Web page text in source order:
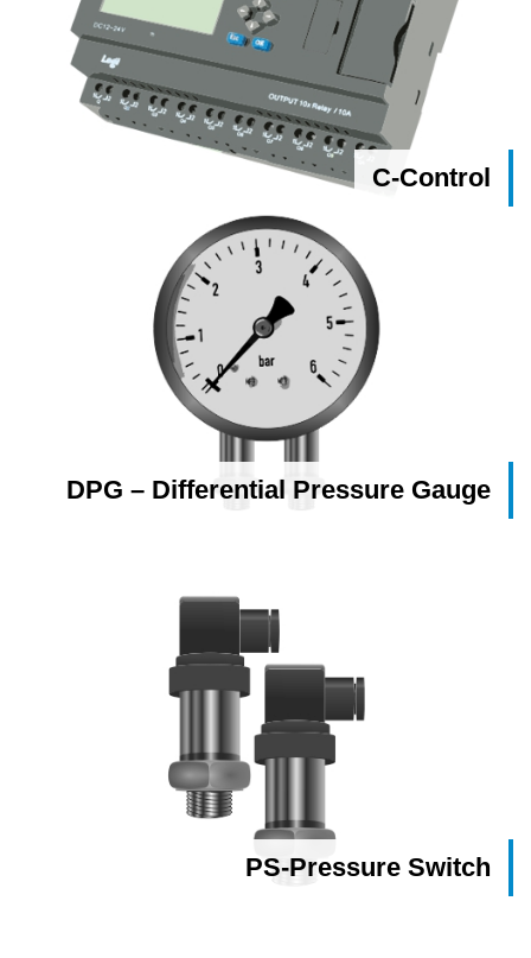
C-Control
DPG – Differential Pressure Gauge
PS-Pressure Switch